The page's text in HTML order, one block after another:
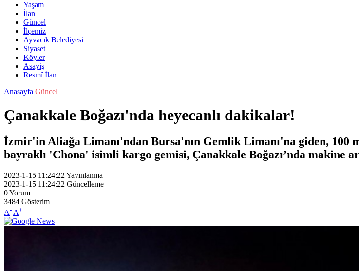
Yaşam
İlan
Güncel
İlçemiz
Ayvacık Belediyesi
Siyaset
Köyler
Asayiş
Resmî İlan
Anasayfa Güncel
Çanakkale Boğazı'nda heyecanlı dakikalar!
İzmir'in Aliağa Limanı'ndan Bursa'nın Gemlik Limanı'na giden, 100
bayraklı 'Chona' isimli kargo gemisi, Çanakkale Boğazı’nda makine
2023-1-15 11:24:22 Yayınlanma
2023-1-15 11:24:22 Güncelleme
0Yorum
3484 Gösterim
A- A+